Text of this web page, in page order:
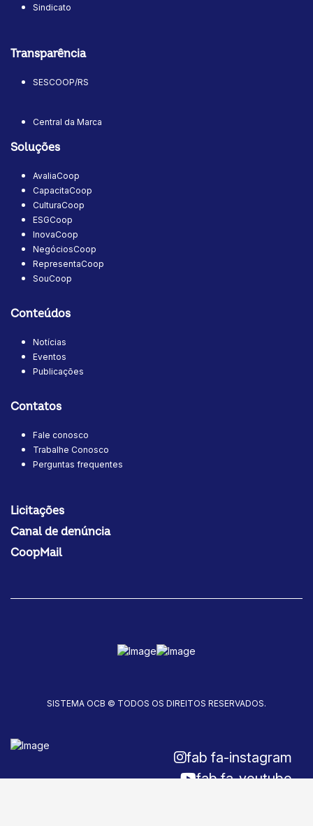
Sindicato
Transparência
SESCOOP/RS
Central da Marca
Soluções
AvaliaCoop
CapacitaCoop
CulturaCoop
ESGCoop
InovaCoop
NegóciosCoop
RepresentaCoop
SouCoop
Conteúdos
Notícias
Eventos
Publicações
Contatos
Fale conosco
Trabalhe Conosco
Perguntas frequentes
Licitações
Canal de denúncia
CoopMail
SISTEMA OCB © TODOS OS DIREITOS RESERVADOS.
fab fa-instagram
fab fa-youtube